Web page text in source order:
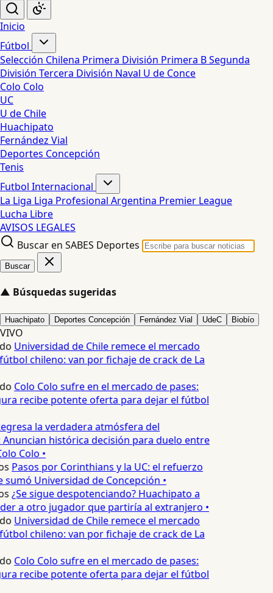
Inicio
Fútbol
Selección Chilena Primera División Primera BSegunda
División Tercera División Naval U de Conce
Colo Colo
UC
U de Chile
Huachipato
Fernández Vial
Deportes Concepción
Tenis
Futbol Internacional
La Liga Liga Profesional Argentina Premier League
Lucha Libre
AVISOS LEGALES
Buscar en SABES Deportes
Buscar
▲ Búsquedas sugeridas
Huachipato Deportes Concepción Fernández Vial UdeC Biobío
VIVO
Universidad de Chile remece el mercado
chileno: van por fichaje de crack de La
Colo Colo sufre en el mercado de pases:
recibe potente oferta para dejar el fútbol
la verdadera atmósfera del
histórica decisión para duelo entre
Colo •
Pasos por Corinthians y la UC: el refuerzo
Universidad de Concepción •
¿Se sigue despotenciando? Huachipato a
a otro jugador que partiría al extranjero •
Universidad de Chile remece el mercado
chileno: van por fichaje de crack de La
Colo Colo sufre en el mercado de pases:
recibe potente oferta para dejar el fútbol